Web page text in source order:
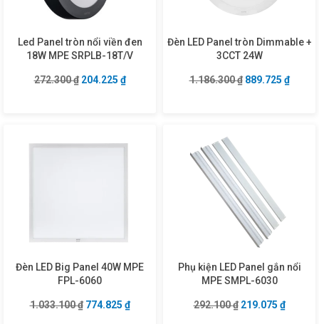
Led Panel tròn nổi viền đen
18W MPE SRPLB-18T/V
272.300₫ Giá gốc là: 272.300 ₫.
204.225 ₫Giá hiện tại là: 204.225 ₫.
Đèn LED Panel tròn Dimmable +
3CCT 24W
1.186.300₫ Giá gốc là:
889.725 ₫Giá
Đèn LED Big Panel 40W MPE
FPL-6060
1.033.100₫ Giá gốc là: 1.033.100 ₫.
774.825 ₫Giá hiện tại là: 774.825 ₫.
Phụ kiện LED Panel gắn nổi
MPE SMPL-6030
292.100₫ Giá gốc là:
219.075 ₫Giá